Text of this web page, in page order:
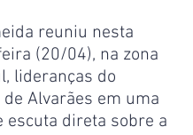
reuniu nesta
(20/04), na zona
lideranças do
Alvarães em uma
escuta direta sobre a